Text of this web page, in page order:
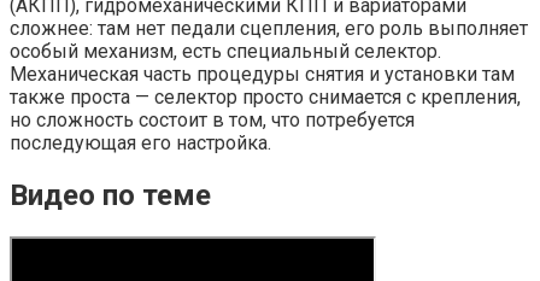
(АКПП), гидромеханическими КПП и вариаторами
сложнее: там нет педали сцепления, его роль выполняет
особый механизм, есть специальный селектор.
Механическая часть процедуры снятия и установки там
также проста — селектор просто снимается с крепления,
но сложность состоит в том, что потребуется
последующая его настройка.
Видео по теме